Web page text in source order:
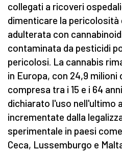
collegati a ricoveri
dimenticare la pericolosità
adulterata con
contaminata da pesticidi
pericolosi. La cannabis
in Europa, con 24,9 milioni
compresa tra i 15 e i 64
dichiarato l'uso nell'ultimo
incrementate dalla
sperimentale in paesi
Ceca, Lussemburgo e